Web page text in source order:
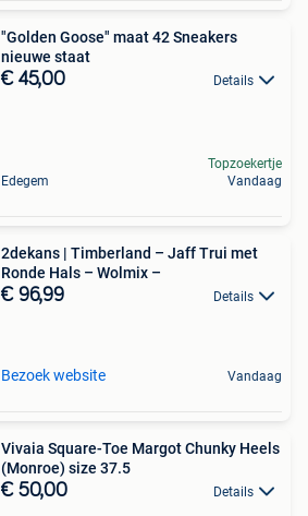
"Golden Goose" maat 42 Sneakers
nieuwe staat
€ 45,00 Details
Edegem
Topzoekertje
Vandaag
2dekans | Timberland – Jaff Trui met
Ronde Hals – Wolmix –
€ 96,99 Details
Bezoek website Vandaag
Vivaia Square-Toe Margot Chunky Heels
(Monroe) size 37.5
€ 50,00 Details